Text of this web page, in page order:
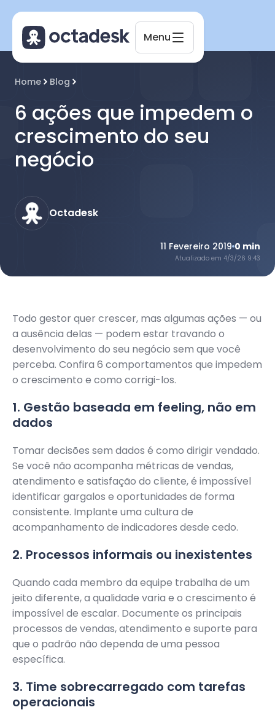
Menu
Home Blog
6 ações que impedem o
crescimento do seu
negócio
Octadesk
11 Fevereiro 2019 0 min
Atualizado em 4/3/26 9:43
Todo gestor quer crescer, mas algumas ações — ou
a ausência delas — podem estar travando o
desenvolvimento do seu negócio sem que você
perceba. Confira 6 comportamentos que impedem
o crescimento e como corrigi-los.
1. Gestão baseada em feeling, não em
dados
Tomar decisões sem dados é como dirigir vendado.
Se você não acompanha métricas de vendas,
atendimento e satisfação do cliente, é impossível
identificar gargalos e oportunidades de forma
consistente. Implante uma cultura de
acompanhamento de indicadores desde cedo.
2. Processos informais ou inexistentes
Quando cada membro da equipe trabalha de um
jeito diferente, a qualidade varia e o crescimento é
impossível de escalar. Documente os principais
processos de vendas, atendimento e suporte para
que o padrão não dependa de uma pessoa
específica.
3. Time sobrecarregado com tarefas
operacionais
Octadesk